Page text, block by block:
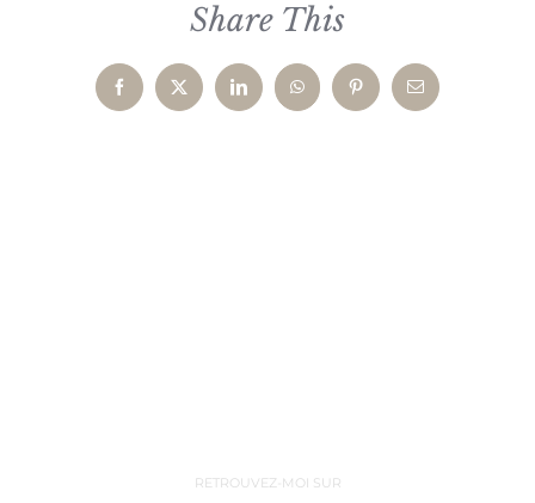
Share This
FacebookX LinkedInWhatsAppPinterestEmail
RETROUVEZ-MOI SUR